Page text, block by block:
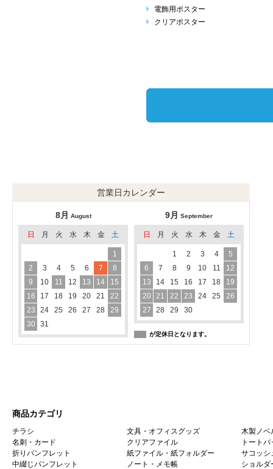
電飾用ポスター
クリアポスター
営業日カレンダー
8月 August
日 月 火 水 木 金 土
1
2
3 4 5 6 7
8
9
10 11 12 13 14
15
16
17 18 19 20 21
22
23
24 25 26 27 28
29
30
31
9月 September
日 月 火 水 木 金 土
1 2 3 4
5
6
7 8 9 10 11
12
13
14 15 16 17 18
19
20
21 22 23 24 25
26
27
28 29 30
が定休日となります。
商品カテゴリ
チラシ
名刺・カード
折りパンフレット
中綴じパンフレット
文具・オフィスグッズ
クリアファイル
紙ファイル・紙フォルダー
ノート・メモ帳
木製ノベ
トートバ
サコッシ
ショルダ